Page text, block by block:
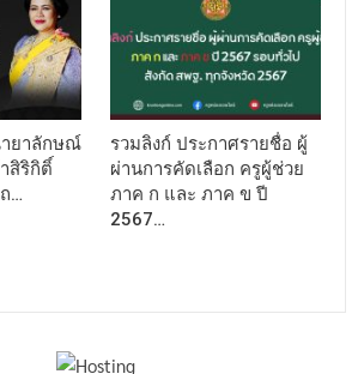
ยาลักษณ์
สิริกิติ์
…
รวมลิงก์ ประกาศรายชื่อ ผู้
ผ่านการคัดเลือก ครูผู้ช่วย
ภาค ก และ ภาค ข ปี
2567…